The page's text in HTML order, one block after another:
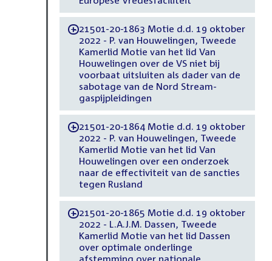
-21501-20-1863 Motie d.d. 19 oktober
2022 - P. van Houwelingen, Tweede
Kamerlid Motie van het lid Van
Houwelingen over de VS niet bij
voorbaat uitsluiten als dader van de
sabotage van de Nord Stream-
gaspijpleidingen
-21501-20-1864 Motie d.d. 19 oktober
2022 - P. van Houwelingen, Tweede
Kamerlid Motie van het lid Van
Houwelingen over een onderzoek
naar de effectiviteit van de sancties
tegen Rusland
-21501-20-1865 Motie d.d. 19 oktober
2022 - L.A.J.M. Dassen, Tweede
Kamerlid Motie van het lid Dassen
over optimale onderlinge
afstemming over nationale